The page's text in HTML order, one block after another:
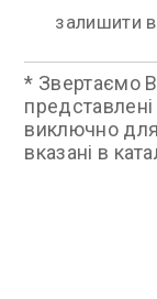
залишити
* Звертаємо
виключно для
вказані в